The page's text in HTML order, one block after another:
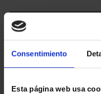
Consentimiento
Esta página web usa
1 Productos encontrados